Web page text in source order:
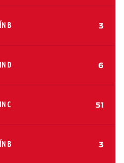
B 3
D 6
C 51
B 3